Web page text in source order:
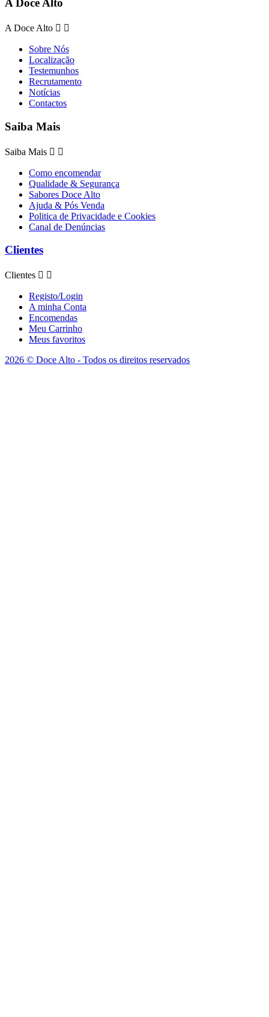
A Doce Alto
A Doce Alto  
Sobre Nós
Localização
Testemunhos
Recrutamento
Notícias
Contactos
Saiba Mais
Saiba Mais  
Como encomendar
Qualidade & Segurança
Sabores Doce Alto
Ajuda & Pós Venda
Politica de Privacidade e Cookies
Canal de Denúncias
Clientes
Clientes  
Registo/Login
A minha Conta
Encomendas
Meu Carrinho
Meus favoritos
2026 © Doce Alto - Todos os direitos reservados